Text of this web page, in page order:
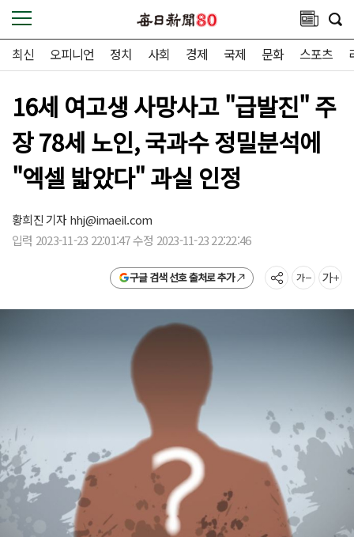
최신 오피니언 정치 사회 경제 국제 문화 스포츠
16세 여고생 사망사고 "급발진" 주
장 78세 노인, 국과수 정밀분석에
"엑셀 밟았다" 과실 인정
황희진 기자hhj@imaeil.com
입력 2023-11-23 22:01:47 수정 2023-11-23 22:22:46
구글 검색 선호 출처로 추가